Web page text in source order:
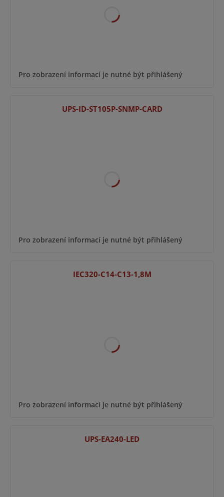
Pro zobrazení informací je nutné být přihlášený
UPS-ID-ST105P-SNMP-CARD
Pro zobrazení informací je nutné být přihlášený
IEC320-C14-C13-1,8M
Pro zobrazení informací je nutné být přihlášený
UPS-EA240-LED